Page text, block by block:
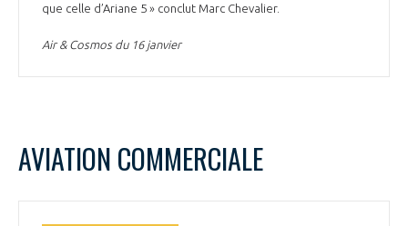
que celle d’Ariane 5 » conclut Marc Chevalier.
Air & Cosmos du 16 janvier
AVIATION COMMERCIALE